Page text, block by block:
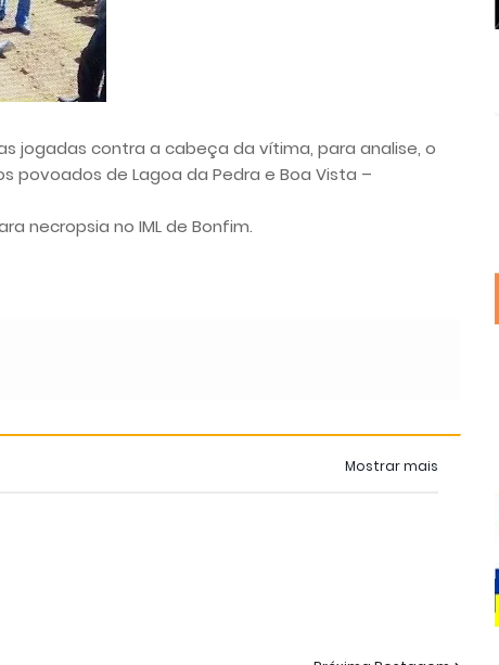
jogadas contra a cabeça da vítima, para analise, o
de Lagoa da Pedra e Boa Vista –
necropsia no IML de Bonfim.
Mostrar mais